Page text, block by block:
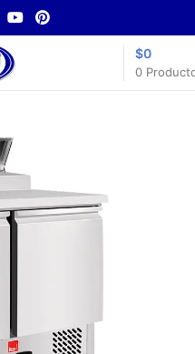
0
$0